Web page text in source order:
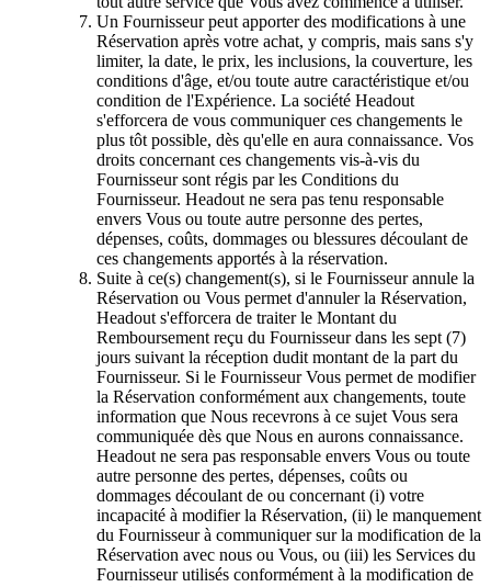
Un Fournisseur peut apporter des modifications à une
Réservation après votre achat, y compris, mais sans s'y
limiter, la date, le prix, les inclusions, la couverture, les
conditions d'âge, et/ou toute autre caractéristique et/ou
condition de l'Expérience. La société Headout
s'efforcera de vous communiquer ces changements le
plus tôt possible, dès qu'elle en aura connaissance. Vos
droits concernant ces changements vis-à-vis du
Fournisseur sont régis par les Conditions du
Fournisseur. Headout ne sera pas tenu responsable
envers Vous ou toute autre personne des pertes,
dépenses, coûts, dommages ou blessures découlant de
ces changements apportés à la réservation.
Suite à ce(s) changement(s), si le Fournisseur annule la
Réservation ou Vous permet d'annuler la Réservation,
Headout s'efforcera de traiter le Montant du
Remboursement reçu du Fournisseur dans les sept (7)
jours suivant la réception dudit montant de la part du
Fournisseur. Si le Fournisseur Vous permet de modifier
la Réservation conformément aux changements, toute
information que Nous recevrons à ce sujet Vous sera
communiquée dès que Nous en aurons connaissance.
Headout ne sera pas responsable envers Vous ou toute
autre personne des pertes, dépenses, coûts ou
dommages découlant de ou concernant (i) votre
incapacité à modifier la Réservation, (ii) le manquement
du Fournisseur à communiquer sur la modification de la
Réservation avec nous ou Vous, ou (iii) les Services du
Fournisseur utilisés conformément à la modification de